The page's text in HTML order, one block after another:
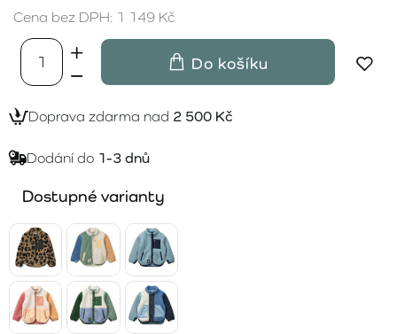
Cena bez DPH: 1 149 Kč
Do košíku
Doprava zdarma nad 2 500 Kč
Dodání do 1-3 dnů
Dostupné varianty